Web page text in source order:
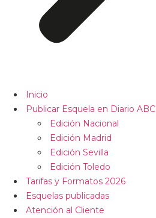
Inicio
Publicar Esquela en Diario ABC
Edición Nacional
Edición Madrid
Edición Sevilla
Edición Toledo
Tarifas y Formatos 2026
Esquelas publicadas
Atención al Cliente